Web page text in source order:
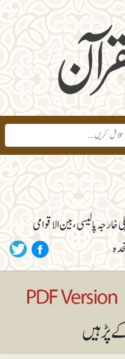
خارجہ پالیسی، بین الاقوامی